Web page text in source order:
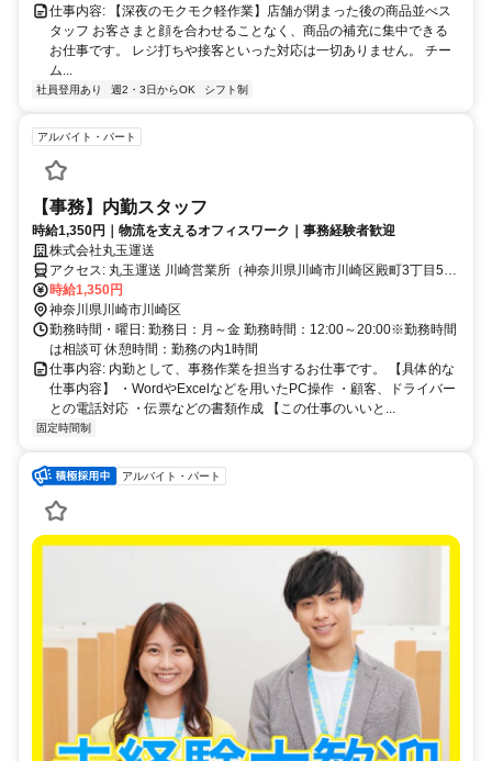
仕事内容: 【深夜のモクモク軽作業】店舗が閉まった後の商品並べス
タッフ お客さまと顔を合わせることなく、商品の補充に集中できる
お仕事です。 レジ打ちや接客といった対応は一切ありません。 チー
ム...
社員登用あり 週2・3日からOK シフト制
アルバイト・パート
【事務】内勤スタッフ
時給1,350円｜物流を支えるオフィスワーク｜事務経験者歓迎
株式会社丸玉運送
アクセス: 丸玉運送 川崎営業所（神奈川県川崎市川崎区殿町3丁目5番
地8号） 電車：京浜急行電鉄大師線「小島新田」駅より徒歩10分
車：首都高速大師出口から約1km
時給1,350円
神奈川県川崎市川崎区
勤務時間・曜日: 勤務日：月～金 勤務時間：12:00～20:00※勤務時間
は相談可 休憩時間：勤務の内1時間
仕事内容: 内勤として、事務作業を担当するお仕事です。 【具体的な
仕事内容】 ・WordやExcelなどを用いたPC操作 ・顧客、ドライバー
との電話対応 ・伝票などの書類作成 【この仕事のいいと...
固定時間制
アルバイト・パート